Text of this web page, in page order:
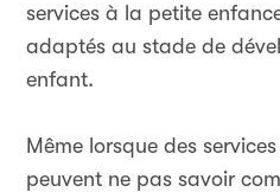
services à la petite
adaptés au stade de
enfant.
Même lorsque des
peuvent ne pas savoir